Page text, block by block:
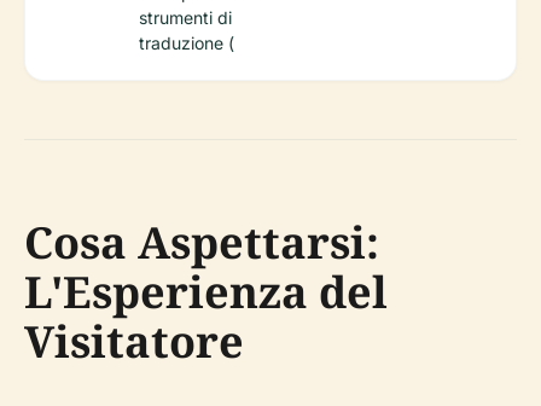
strumenti di
traduzione (
Cosa Aspettarsi:
L'Esperienza del
Visitatore